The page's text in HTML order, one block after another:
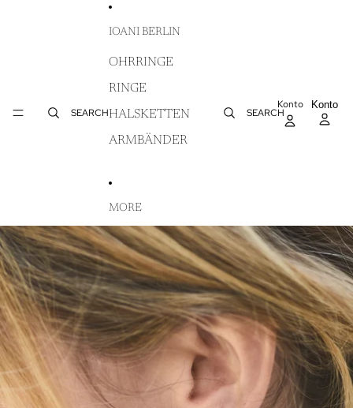
SEARCH
IOANI BERLIN
OHRRINGE
RINGE
HALSKETTEN
ARMBÄNDER
MORE
SEARCH
Konto Konto
ZU PRODUKTINFORMATIONEN SPRINGEN